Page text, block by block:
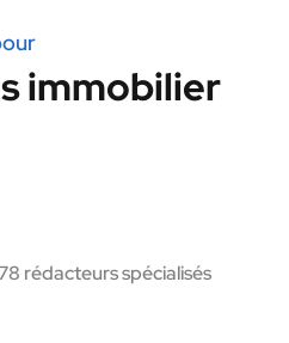
immobilier
rédacteurs spécialisés